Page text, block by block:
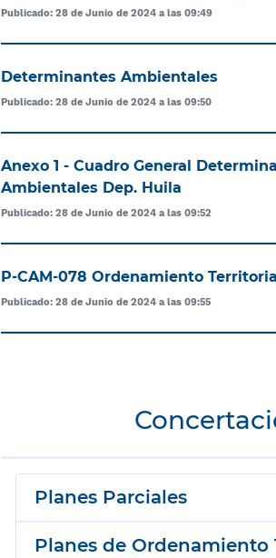
Publicado: 28 de Junio de 2024 a las 09:49
Determinantes Ambientales
Publicado: 28 de Junio de 2024 a las 09:50
Anexo 1 - Cuadro General
Ambientales Dep. Huila
Publicado: 28 de Junio de 2024 a las 09:52
P-CAM-078 Ordenamiento
Publicado: 28 de Junio de 2024 a las 09:55
Planes Parciales
Planes de Ordenamiento